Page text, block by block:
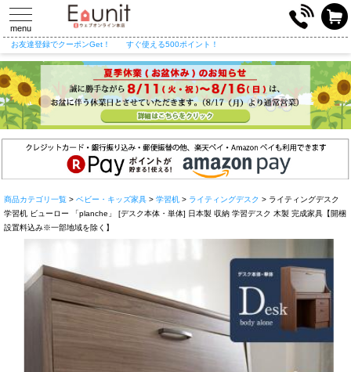
toggle
navigation
menu
お友達登録でクーポンGet！ すぐ使える500ポイント！
商品カテゴリ一覧 > ベビー・キッズ家具 > 学習机 > ライティングデスク > ライティングデスク
学習机 ビューロー 「planche」 [デスク本体・単体] 日本製 収納 学習デスク 木製 完成家具【開梱
設置料込み※一部地域を除く】